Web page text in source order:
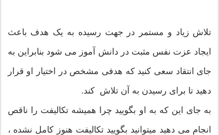
تلاش زیاد و مستمر در جهت رسیده به یک هدف باعث
ایجاد عزت نفس مثبت در دانش آموز می شود بنابراین به
جای انتقاد سعی کنید که هدفی مشخص در اختیار او قرار
دهید تا برای رسیدن به آن تلاش کند.
به جای این که به او بگویید چرا همیشه تکالیفت را ناقص
انجام می دهید میتوانید بگویید تکالیفت هنوز کامل نشده ،